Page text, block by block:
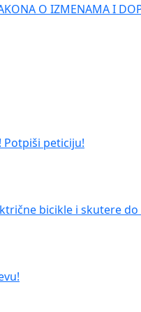
O IZMENAMA I
Potpiši peticiju!
bicikle i skutere do